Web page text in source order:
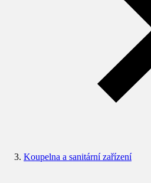
Koupelna a sanitární zařízení